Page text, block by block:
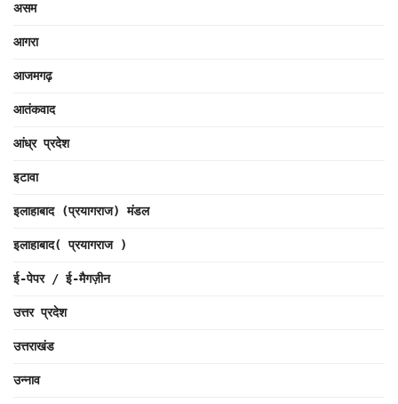
असम
आगरा
आजमगढ़
आतंकवाद
आंध्र प्रदेश
इटावा
इलाहाबाद (प्रयागराज) मंडल
इलाहाबाद( प्रयागराज )
ई-पेपर / ई-मैगज़ीन
उत्तर प्रदेश
उत्तराखंड
उन्नाव